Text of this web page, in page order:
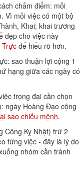
chấm điểm: mỗi
Vì mỗi việc có một bộ
Khai; khai trương
đẹp cho việc này
Trực để hiểu rõ hơn.
sao thuận lợi cộng 1
hạng giữa các ngày có
trọng đại cần chọn
ngày Hoàng Đạo cộng
sao chiếu mệnh.
Công Kỵ Nhật) trừ 2
từng việc - đây là lý do
nhóm cần tránh